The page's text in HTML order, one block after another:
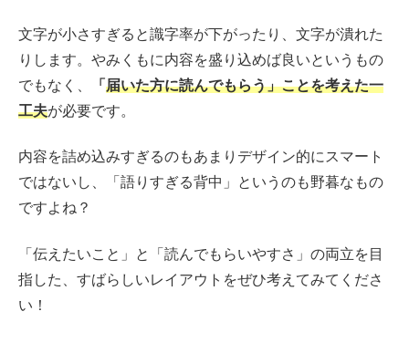
文字が小さすぎると識字率が下がったり、文字が潰れた
りします。やみくもに内容を盛り込めば良いというもの
でもなく、
「 届いた方に読んでもらう」ことを考えた一
工夫が必要です。
内容を詰め込みすぎるのもあまりデザイン的にスマート
ではないし、「語りすぎる背中」というのも野暮なもの
ですよね？
「伝えたいこと」と「読んでもらいやすさ」の両立を目
指した、すばらしいレイアウトをぜひ考えてみてくださ
い！